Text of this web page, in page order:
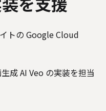
トの Google Cloud
成 AI Veo の実装を担当